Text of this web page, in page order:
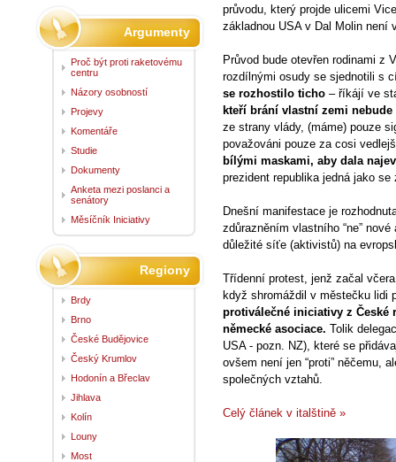
průvodu, který projde ulicemi
základnou USA v Dal Molin není
Průvod bude otevřen rodinami z
rozdílnými osudy se sjednotili s
se rozhostilo ticho – říkájí ve
kteří brání vlastní zemi
ze strany vlády, (máme) pouze
považováni pouze za cosi
bílými maskami, aby dala
prezident republika jedná jako se
Dnešní manifestace je
zdůrazněním vlastního “ne”
důležité síťe (aktivistů) na
Třídenní protest, jenž začal
když shromáždil v městečku
protiválečné iniciativy z
německé asociace. Tolik
USA - pozn. NZ), které se
ovšem není jen “proti” něčemu,
společných vztahů.
Celý článek v italštině »
Argumenty
Proč být proti raketovému
centru
Názory osobností
Projevy
Komentáře
Studie
Dokumenty
Anketa mezi poslanci a
senátory
Měsíčník Iniciativy
Regiony
Brdy
Brno
České Budějovice
Český Krumlov
Hodonín a Břeclav
Jihlava
Kolín
Louny
Most